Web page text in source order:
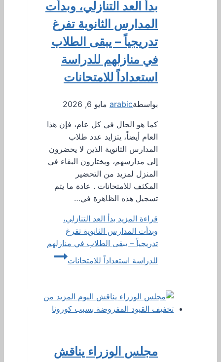
بدأ العد التنازلي، وبدأت
المدارس الثانوية تفرغ
تدريجياً – يبقى الطلاب
في منازلهم للدراسة
استعداداً للامتحانات
بواسطةarabic مايو 6, 2026
كما هو الحال في كل عام، فإن هذا
العام أيضاً، يتزايد عدد طلاب
المدارس الثانوية الذين لا يحضرون
إلى مدارسهم، ويختارون البقاء في
المنزل لمزيد من التحضير
المكثف للامتحانات . عادة ما يتم
تسجيل هذه الظاهرة في…
قراءة المزيد بدأ العد التنازلي،
وبدأت المدارس الثانوية تفرغ
تدريجياً – يبقى الطلاب في منازلهم
للدراسة استعداداً للامتحانات
مجلس الوزراء يناقش